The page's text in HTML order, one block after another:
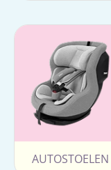
AUTOSTOELEN